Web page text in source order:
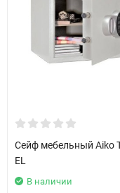
Сейф мебельный Aiko
EL
В наличии